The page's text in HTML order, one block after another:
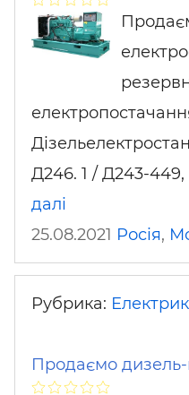
Д246. 1 / Д243-
далі
25.08.2021 Росія,
Рубрика:
Продаємо